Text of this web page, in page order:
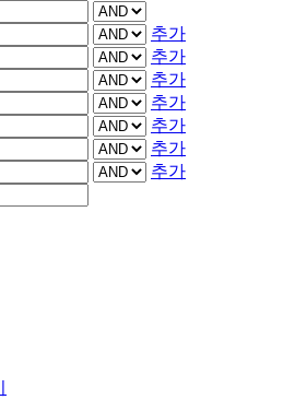
추가
추가
추가
추가
추가
추가
추가